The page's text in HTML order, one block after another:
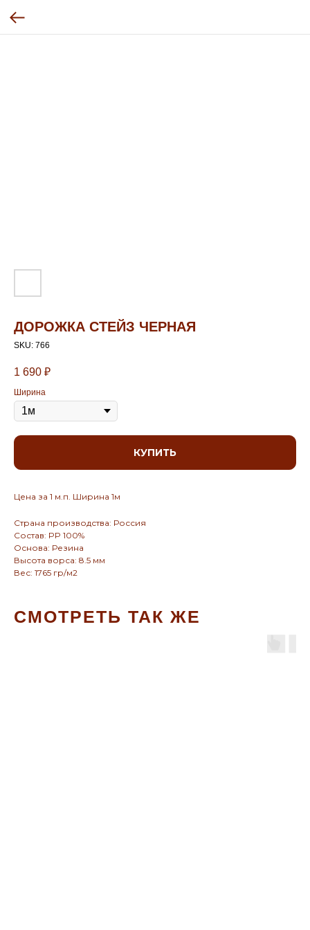
ДОРОЖКА СТЕЙЗ ЧЕРНАЯ
SKU: 766
1 690 ₽
Ширина
КУПИТЬ
Цена за 1 м.п. Ширина 1м
Страна производства: Россия
Состав: PP 100%
Основа: Резина
Высота ворса: 8.5 мм
Вес: 1765 гр/м2
СМОТРЕТЬ ТАК ЖЕ